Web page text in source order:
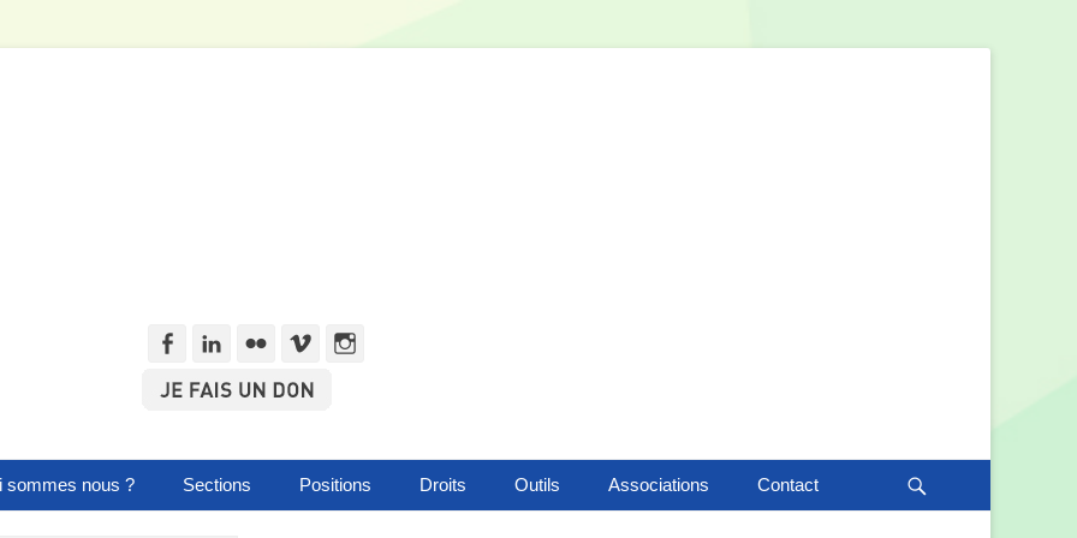
FacebookLinkedln
FlickrVimeoInstagram
sommes nous ? Sections Positions Droits Outils Associations Contact